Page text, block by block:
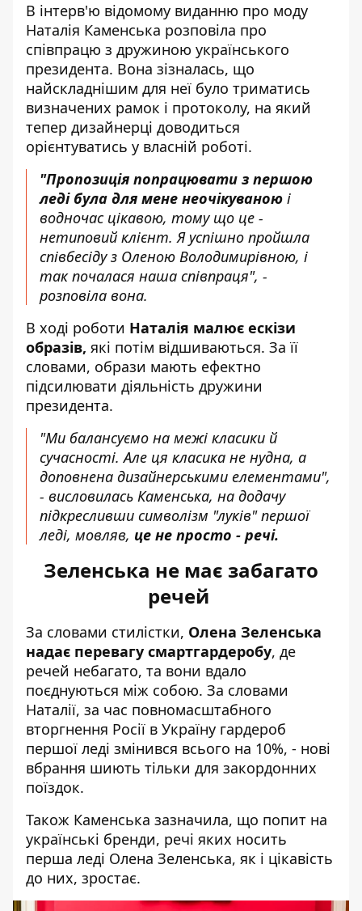
В інтерв'ю відомому виданню про моду
Наталія Каменська розповіла про
співпрацю з дружиною українського
президента. Вона зізналась, що
найскладнішим для неї було триматись
визначених рамок і протоколу, на який
тепер дизайнерці доводиться
орієнтуватись у власній роботі.
"Пропозиція попрацювати з першою
леді була для мене неочікуваною і
водночас цікавою, тому що це -
нетиповий клієнт. Я успішно пройшла
співбесіду з Оленою Володимирівною, і
так почалася наша співпраця", -
розповіла вона.
В ході роботи Наталія малює ескізи
образів, які потім відшиваються. За її
словами, образи мають ефектно
підсилювати діяльність дружини
президента.
"Ми балансуємо на межі класики й
сучасності. Але ця класика не нудна, а
доповнена дизайнерськими елементами",
- висловилась Каменська, на додачу
підкресливши символізм "луків" першої
леді, мовляв, це не просто - речі.
Зеленська не має забагато
речей
За словами стилістки, Олена Зеленська
надає перевагу смартгардеробу, де
речей небагато, та вони вдало
поєднуються між собою. За словами
Наталії, за час повномасштабного
вторгнення Росії в Україну гардероб
першої леді змінився всього на 10%, - нові
вбрання шиють тільки для закордонних
поїздок.
Також Каменська зазначила, що попит на
українські бренди, речі яких носить
перша леді Олена Зеленська, як і цікавість
до них, зростає.